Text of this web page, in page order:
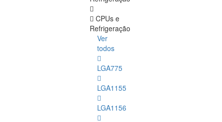
CPUs e
Refrigeração
Ver
todos
LGA775
LGA1155
LGA1156